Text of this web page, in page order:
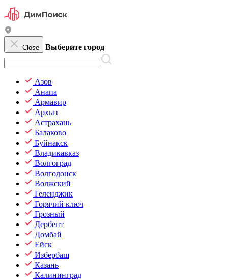
Close Выберите город
Азов
Анапа
Армавир
Архыз
Астрахань
Балаково
Буйнакск
Владикавказ
Волгоград
Волгодонск
Волжский
Геленджик
Горячий ключ
Грозный
Дербент
Домбай
Ейск
Избербаш
Казань
Калининград